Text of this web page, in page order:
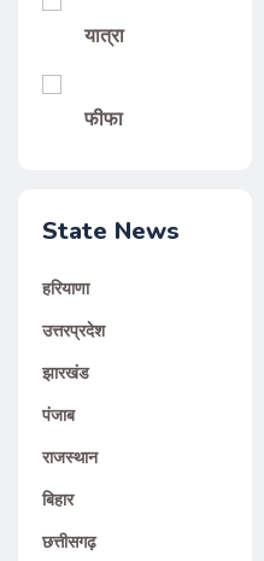
यात्रा
फीफा
State News
हरियाणा
उत्तरप्रदेश
झारखंड
पंजाब
राजस्थान
बिहार
छत्तीसगढ़